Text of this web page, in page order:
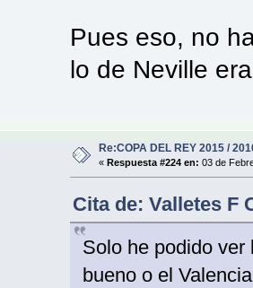
Pues eso, no
lo de Neville
Re:COPA DEL REY 2015 /
« Respuesta #224 en: 03 de
Cita de: Valletes F
Solo he podido ver
bueno o el